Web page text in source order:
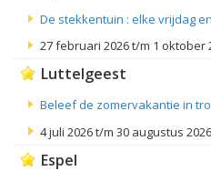
De stekkentuin : elke vrijdag
27 februari 2026 t/m 1 oktober
Luttelgeest
Beleef de zomervakantie in
4 juli 2026 t/m 30 augustus 2026
Espel